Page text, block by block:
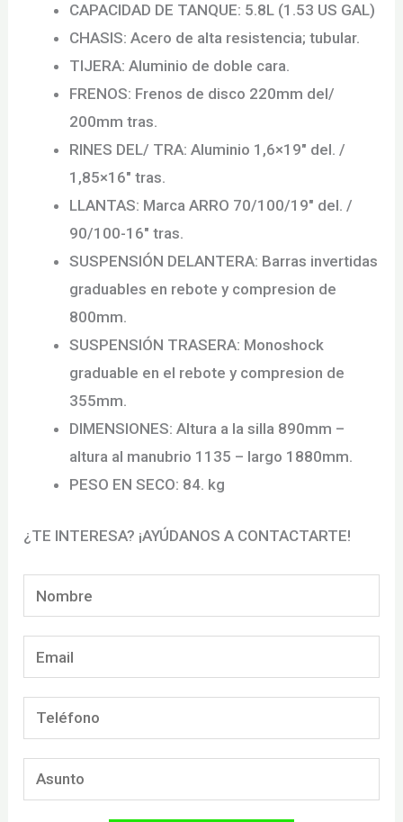
CAPACIDAD DE TANQUE: 5.8L (1.53 US GAL)
CHASIS: Acero de alta resistencia; tubular.
TIJERA: Aluminio de doble cara.
FRENOS: Frenos de disco 220mm del/
200mm tras.
RINES DEL/ TRA: Aluminio 1,6×19″ del. /
1,85×16″ tras.
LLANTAS: Marca ARRO 70/100/19″ del. /
90/100-16″ tras.
SUSPENSIÓN DELANTERA: Barras invertidas
graduables en rebote y compresion de
800mm.
SUSPENSIÓN TRASERA: Monoshock
graduable en el rebote y compresion de
355mm.
DIMENSIONES: Altura a la silla 890mm –
altura al manubrio 1135 – largo 1880mm.
PESO EN SECO: 84. kg
¿TE INTERESA? ¡AYÚDANOS A CONTACTARTE!